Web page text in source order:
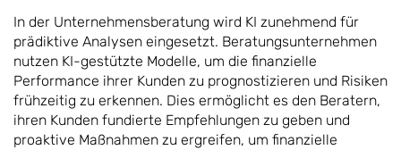
In der Unternehmensberatung wird KI zunehmend für
prädiktive Analysen eingesetzt. Beratungsunternehmen
nutzen KI-gestützte Modelle, um die finanzielle
Performance ihrer Kunden zu prognostizieren und Risiken
frühzeitig zu erkennen. Dies ermöglicht es den Beratern,
ihren Kunden fundierte Empfehlungen zu geben und
proaktive Maßnahmen zu ergreifen, um finanzielle